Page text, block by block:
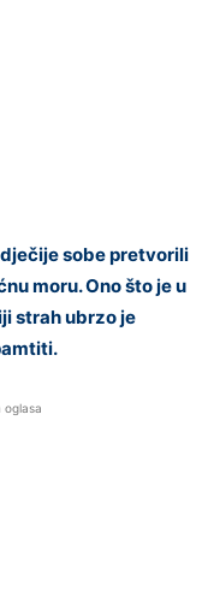
sobe pretvorili
moru. Ono što je u
strah ubrzo je
oglasa